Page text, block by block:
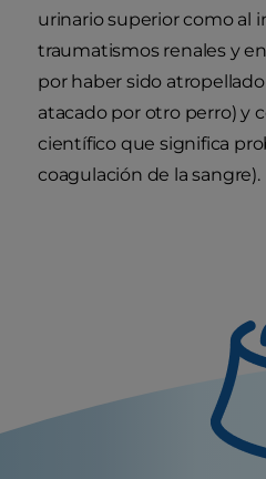
urinario superior como al
traumatismos renales y
por haber sido
atacado por otro perro) y
científico que significa
coagulación de la sangre).